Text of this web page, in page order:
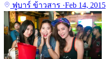
ฟูบาร์ ข้าวสาร ·Feb 14, 2015